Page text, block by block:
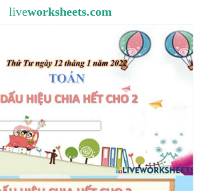
liveworksheets.com